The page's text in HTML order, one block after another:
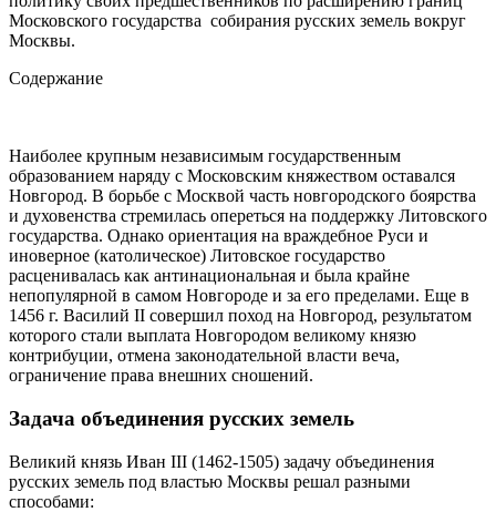
Московского государства собирания русских земель вокруг
Москвы.
Содержание
Наиболее крупным независимым государственным
образованием наряду с Московским княжеством оставался
Новгород. В борьбе с Москвой часть новгородского боярства
и духовенства стремилась опереться на поддержку Литовского
государства. Однако ориентация на враждебное Руси и
иноверное (католическое) Литовское государство
расценивалась как антинациональная и была крайне
непопулярной в самом Новгороде и за его пределами. Еще в
1456 г. Василий II совершил поход на Новгород, результатом
которого стали выплата Новгородом великому князю
контрибуции, отмена законодательной власти веча,
ограничение права внешних сношений.
Задача объединения русских земель
Великий князь Иван III (1462-1505) задачу объединения
русских земель под властью Москвы решал разными
способами: